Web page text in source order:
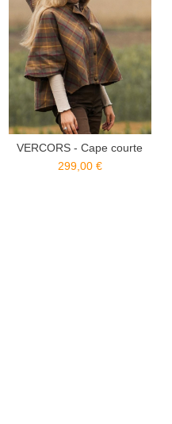
VERCORS - Cape courte
299,00 €